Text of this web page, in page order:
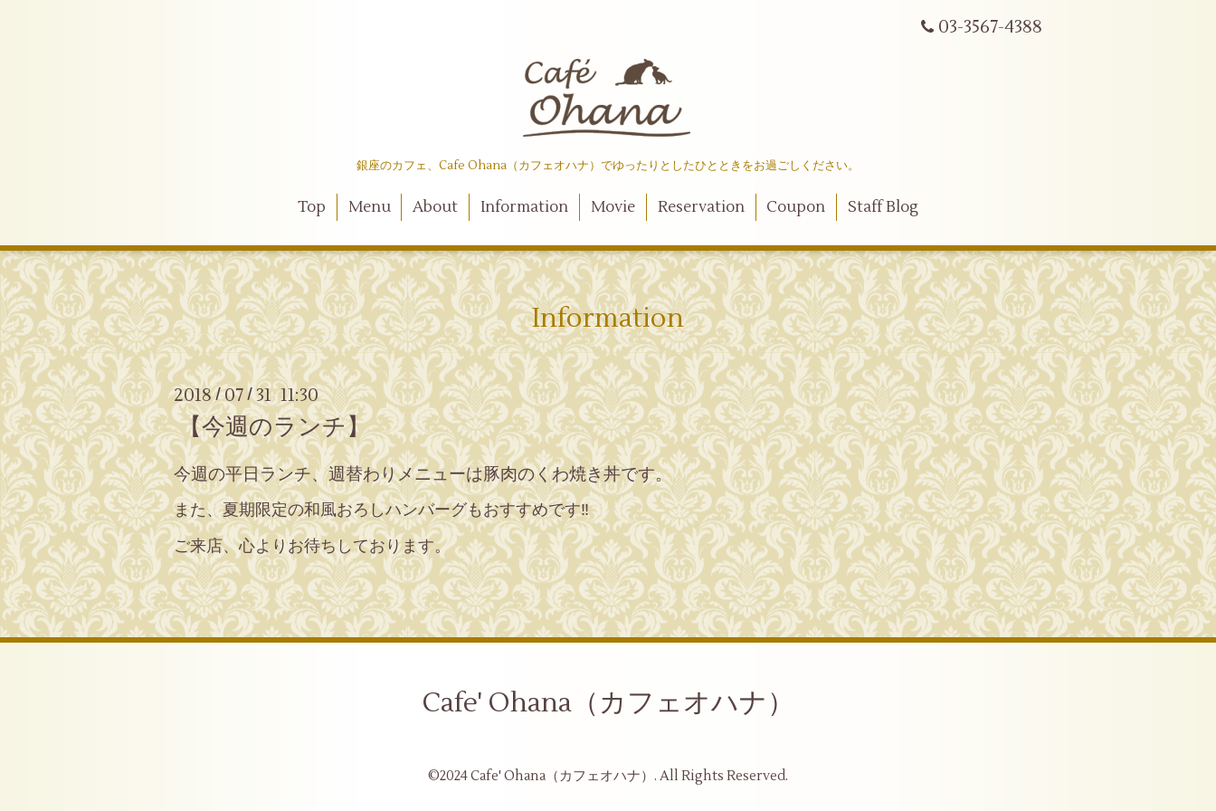
03-3567-4388
銀座のカフェ、Cafe Ohana（カフェオハナ）でゆったりとしたひとときをお過ごしください。
Top Menu About Information Movie Reservation Coupon Staff Blog
Information
2018/07 /31 11:30
【今週のランチ】
今週の平日ランチ、週替わりメニューは豚肉のくわ焼き丼です。
また、夏期限定の和風おろしハンバーグもおすすめです‼️
ご来店、心よりお待ちしております。
Cafe' Ohana（カフェオハナ）
©2024Cafe' Ohana（カフェオハナ） . All Rights Reserved.